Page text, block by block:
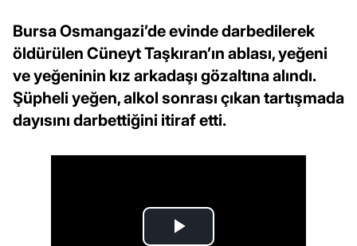
Bursa Osmangazi’de evinde darbedilerek
öldürülen Cüneyt Taşkıran’ın ablası, yeğeni
ve yeğeninin kız arkadaşı gözaltına alındı.
Şüpheli yeğen, alkol sonrası çıkan tartışmada
dayısını darbettiğini itiraf etti.